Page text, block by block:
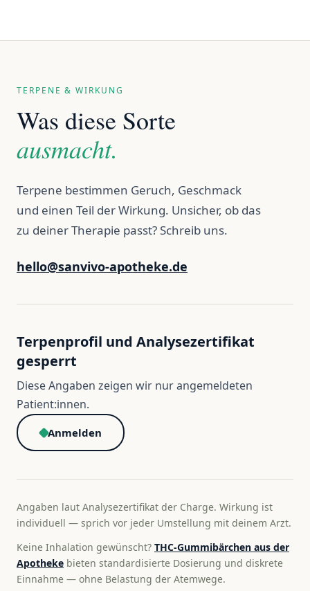
TERPENE & WIRKUNG
Was diese Sorte
ausmacht.
Terpene bestimmen Geruch, Geschmack
und einen Teil der Wirkung. Unsicher, ob das
zu deiner Therapie passt? Schreib uns.
hello@sanvivo-apotheke.de
Terpenprofil und Analysezertifikat
gesperrt
Diese Angaben zeigen wir nur angemeldeten
Patient:innen.
Anmelden
Angaben laut Analysezertifikat der Charge. Wirkung ist
individuell — sprich vor jeder Umstellung mit deinem Arzt.
Keine Inhalation gewünscht? THC-Gummibärchen aus der
Apotheke bieten standardisierte Dosierung und diskrete
Einnahme — ohne Belastung der Atemwege.